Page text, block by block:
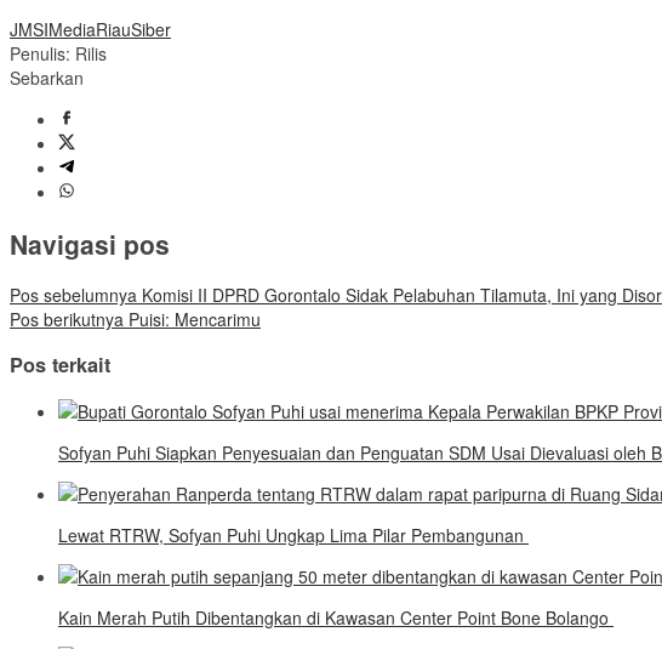
JMSIMediaRiauSiber
Penulis: Rilis
Sebarkan
Navigasi pos
Pos sebelumnya Komisi II DPRD Gorontalo Sidak Pelabuhan Tilamuta, Ini yang
Pos berikutnya Puisi: Mencarimu
Pos terkait
Sofyan Puhi Siapkan Penyesuaian dan Penguatan SDM Usai Dievaluasi oleh
Lewat RTRW, Sofyan Puhi Ungkap Lima Pilar Pembangunan
Kain Merah Putih Dibentangkan di Kawasan Center Point Bone Bolango